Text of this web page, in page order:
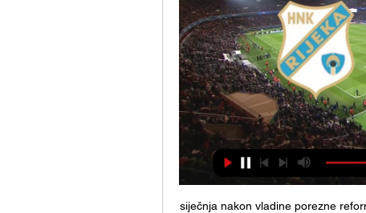
siječnja nakon vladine porezne